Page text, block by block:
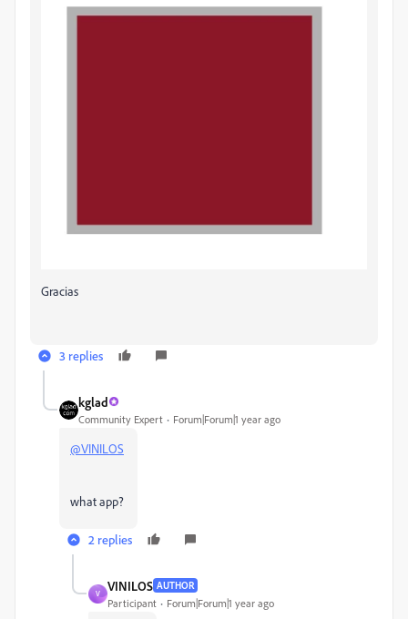
Gracias
3 replies
kglad
Community Expert Forum|Forum|1 year ago
@VINILOS
what app?
2 replies
V
VINILOS AUTHOR
Participant Forum|Forum|1 year ago